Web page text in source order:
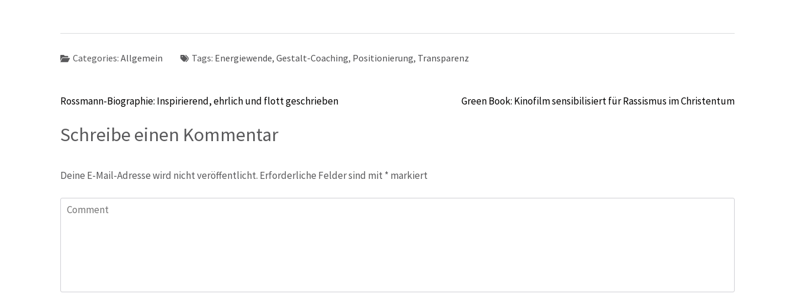
Categories: Allgemein Tags: Energiewende, Gestalt-Coaching, Positionierung, Transparenz
Beitragsnavigation
Rossmann-Biographie: Inspirierend, ehrlich und flott geschrieben Green Book: Kinofilm sensibilisiert für Rassismus im Christentum
Schreibe einen Kommentar
Deine E-Mail-Adresse wird nicht veröffentlicht. Erforderliche Felder sind mit * markiert
Comment